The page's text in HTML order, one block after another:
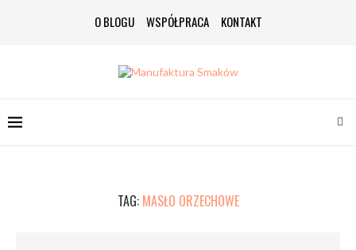
O BLOGU WSPÓŁPRACA KONTAKT
TAG: MASŁO ORZECHOWE